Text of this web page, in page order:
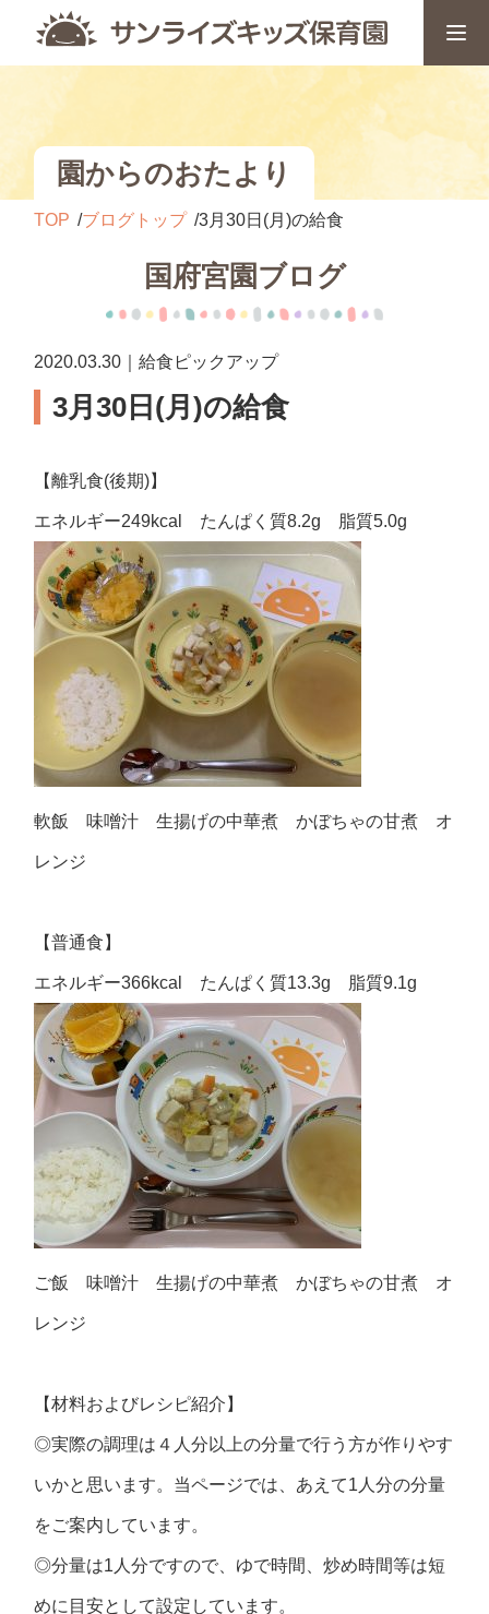
園からのおたより
TOP ブログトップ 3月30日(月)の給食
国府宮園ブログ
2020.03.30｜給食ピックアップ
3月30日(月)の給食
【離乳食(後期)】
エネルギー249kcal たんぱく質8.2g 脂質5.0g
軟飯 味噌汁 生揚げの中華煮 かぼちゃの甘煮 オ
レンジ
【普通食】
エネルギー366kcal たんぱく質13.3g 脂質9.1g
ご飯 味噌汁 生揚げの中華煮 かぼちゃの甘煮 オ
レンジ
【材料およびレシピ紹介】
◎実際の調理は４人分以上の分量で行う方が作りやす
いかと思います。当ページでは、あえて1人分の分量
をご案内しています。
◎分量は1人分ですので、ゆで時間、炒め時間等は短
めに目安として設定しています。